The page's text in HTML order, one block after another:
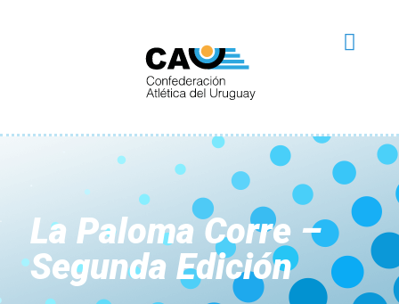
La Paloma Corre –
Segunda Edición